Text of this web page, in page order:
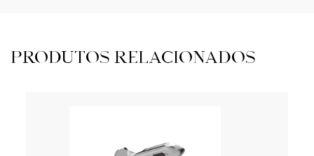
PRODUTOS RELACIONADOS